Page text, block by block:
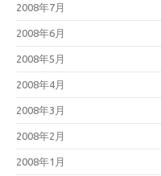
2008年7月
2008年6月
2008年5月
2008年4月
2008年3月
2008年2月
2008年1月